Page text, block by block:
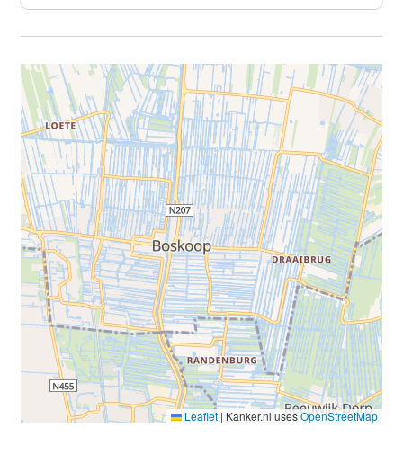
Leaflet | Kanker.nl usesOpenStreetMap